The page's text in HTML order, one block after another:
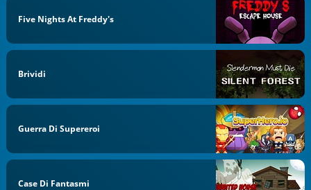
Five Nights At Freddy's
Brividi
Guerra Di Supereroi
Case Di Fantasmi